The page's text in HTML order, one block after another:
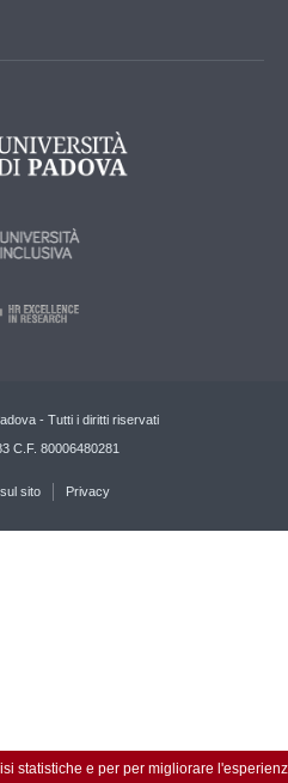
- Tutti i diritti riservati
C.F. 80006480281
sito Privacy
statistiche e per per migliorare